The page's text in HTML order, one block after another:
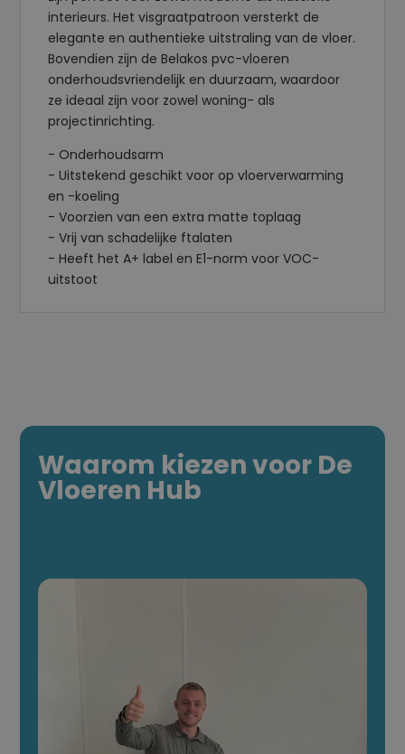
interieurs. Het visgraatpatroon versterkt de
elegante en authentieke uitstraling van de vloer.
Bovendien zijn de Belakos pvc-vloeren
onderhoudsvriendelijk en duurzaam, waardoor
ze ideaal zijn voor zowel woning- als
projectinrichting.
- Onderhoudsarm
- Uitstekend geschikt voor op vloerverwarming
en -koeling
- Voorzien van een extra matte toplaag
- Vrij van schadelijke ftalaten
- Heeft het A+ label en E1-norm voor VOC-
uitstoot
Waarom kiezen voor De
Vloeren Hub